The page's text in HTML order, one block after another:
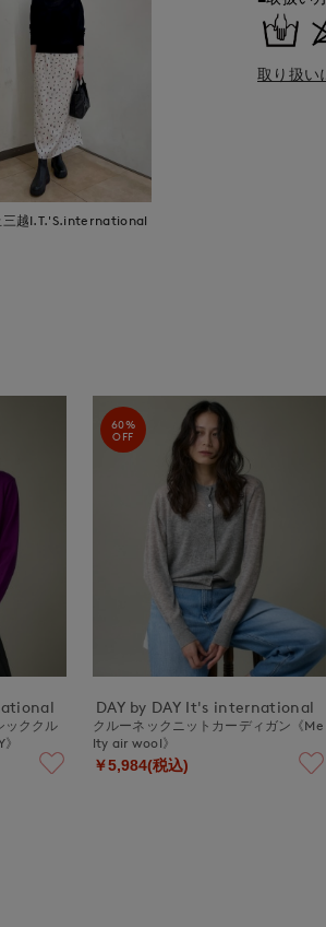
三越I.T.'S.international
取り扱い
ッククル
60%
OFF
DAY by DAY It's international
クルーネックニットカーディガン《Me
lty air wool》
￥5,984(税込)